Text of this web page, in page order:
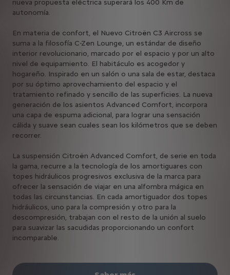
nueva propuesta eléctrica superará los 400 Km de
autonomía.
En materia de confort, el Nuevo Citroën C3 Aircross se
suma a la filosofía C-Zen Lounge, un estándar de diseño
interior revolucionario, marcado por el espacio y por un alto
nivel de equipamiento. El habitáculo es acogedor y
hogareño. Inspirado en un salón o una sala de estar, destaca
por su óptimo aprovechamiento del espacio y el
tratamiento refinado y sencillo de las superficies. La nueva
generación de los asientos Advanced Comfort, incorpora
una capa de espuma adicional, para lograr una sensación
cálida y suave sean cuales sean los kilómetros que se deben
recorrer.
La suspensión Citroën Advanced Comfort, de serie en toda
la gama, recurre a la tecnología de los amortiguares con
topes hidráulicos progresivos exclusiva de la marca para
ofrecer la sensación de viajar en una alfombra mágica en
todas las circunstancias. En cada amortiguador dos topes
hidráulicos, uno para la compresión y otro para la
descompresión, trabajan con el resto de la unión al suelo
para suavizar las sacudidas proporcionando un confort
incomparable.